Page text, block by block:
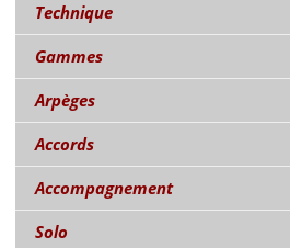
Technique
Gammes
Arpèges
Accords
Accompagnement
Solo